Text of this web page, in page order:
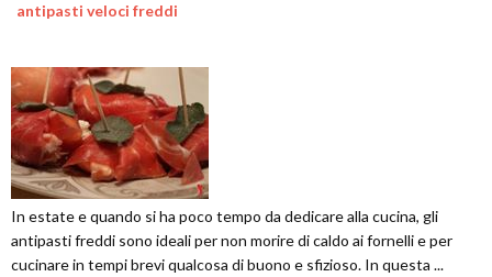
antipasti veloci freddi
In estate e quando si ha poco tempo da dedicare alla cucina, gli
antipasti freddi sono ideali per non morire di caldo ai fornelli e per
cucinare in tempi brevi qualcosa di buono e sfizioso. In questa ...